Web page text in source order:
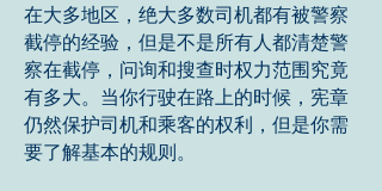
在大多地区，绝大多数司机都有被警察
截停的经验，但是不是所有人都清楚警
察在截停，问询和搜查时权力范围究竟
有多大。当你行驶在路上的时候，宪章
仍然保护司机和乘客的权利，但是你需
要了解基本的规则。